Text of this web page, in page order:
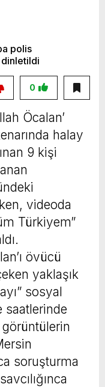
ettik.
hayata
bir
0
Öcalan’
halay
9 kişi
videoda
Türkiyem”
övücü
yaklaşık
sosyal
saatlerinde
soruşturma